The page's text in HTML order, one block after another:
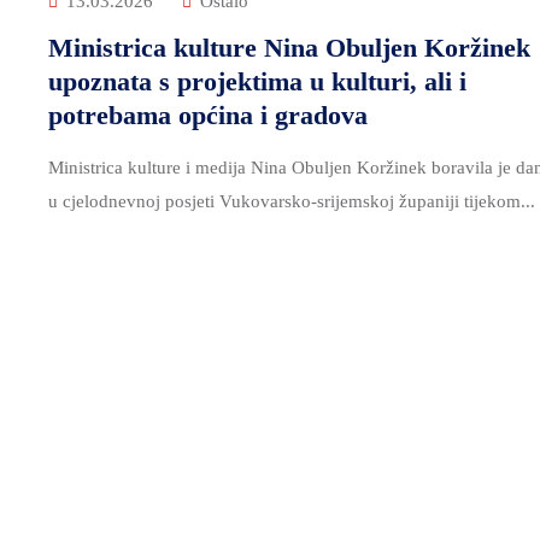
Ministrica kulture Nina Obuljen Koržinek
upoznata s projektima u kulturi, ali i
potrebama općina i gradova
Ministrica kulture i medija Nina Obuljen Koržinek boravila je
u cjelodnevnoj posjeti Vukovarsko-srijemskoj županiji tijekom...